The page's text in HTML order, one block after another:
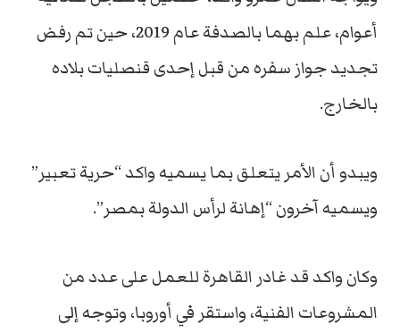
أعوام، علم بهما بالصدفة عام 2019، حين تم رفض
تجديد جواز سفره من قبل إحدى قنصليات بلاده
بالخارج.
ويبدو أن الأمر يتعلق بما يسميه واكد “حرية تعبير”
ويسميه آخرون “إهانة لرأس الدولة بمصر”.
وكان واكد قد غادر القاهرة للعمل على عدد من
المشروعات الفنية، واستقر في أوروبا، وتوجه إلى